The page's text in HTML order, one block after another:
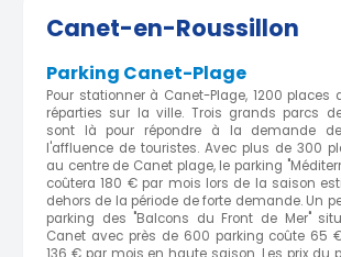
Canet-en-Roussillon
Parking Canet-Plage
Pour stationner à Canet-Plage, 1200 places
réparties sur la ville. Trois grands parcs
sont là pour répondre à la demande
l'affluence de touristes. Avec plus de 300
au centre de Canet plage, le parking
coûtera 180 € par mois lors de la saison
dehors de la période de forte demande. Un
parking des "Balcons du Front de Mer"
Canet avec près de 600 parking coûte 65